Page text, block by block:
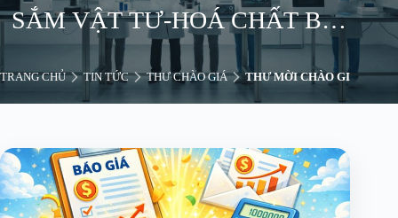
SẮM VẬT TƯ-HOÁ CHẤT BỔ
SUNG LẦN 3
TRANG CHỦ TIN TỨC THƯ CHÀO GIÁ THƯ MỜI CHÀO GIÁ MUA